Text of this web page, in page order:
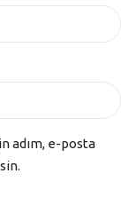
adım, e-posta